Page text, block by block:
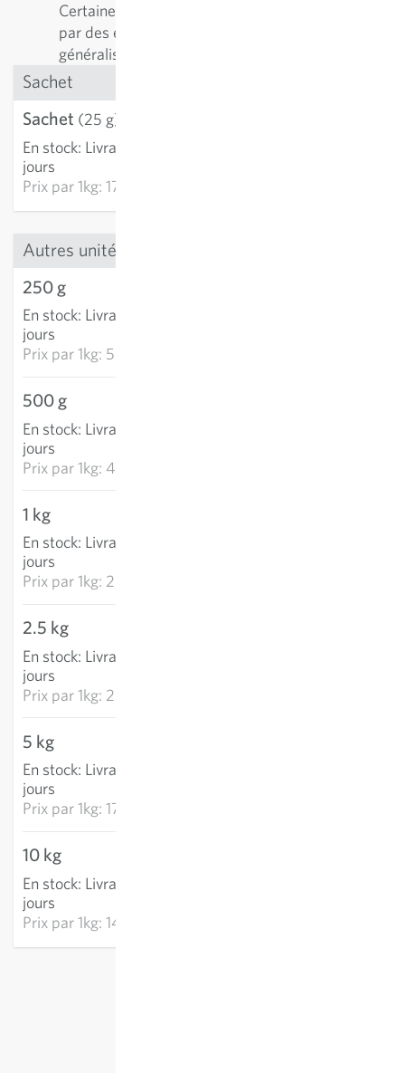
Certaines plantes sont préférablement visitées
par des espèces spécialistes, d'autres par des
généralistes.
Sachet
Sachet (25 g)
En stock: Livraison 2-4
jours
Prix par1kg: 174.42 CHF
Autres unités
250 g
En stock: Livraison 2-4
jours
Prix par1kg: 56.64 CHF
500 g
En stock: Livraison 2-4
jours
Prix par1kg: 42.58 CHF
1 kg
En stock: Livraison 2-4
jours
Prix par1kg: 25.91 CHF
2.5 kg
En stock: Livraison 2-4
jours
Prix par1kg: 22.80 CHF
5 kg
En stock: Livraison 2-4
jours
Prix par1kg: 17.74 CHF
10 kg
En stock: Livraison 2-4
jours
Prix par1kg: 14.17 CHF